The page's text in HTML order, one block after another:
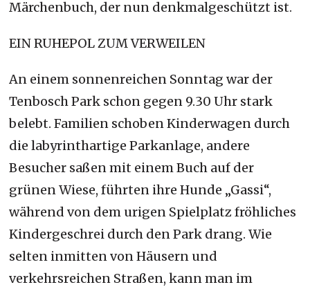
Märchenbuch, der nun denkmalgeschützt ist.
EIN RUHEPOL ZUM VERWEILEN
An einem sonnenreichen Sonntag war der
Tenbosch Park schon gegen 9.30 Uhr stark
belebt. Familien schoben Kinderwagen durch
die labyrinthartige Parkanlage, andere
Besucher saßen mit einem Buch auf der
grünen Wiese, führten ihre Hunde „Gassi“,
während von dem urigen Spielplatz fröhliches
Kindergeschrei durch den Park drang. Wie
selten inmitten von Häusern und
verkehrsreichen Straßen, kann man im